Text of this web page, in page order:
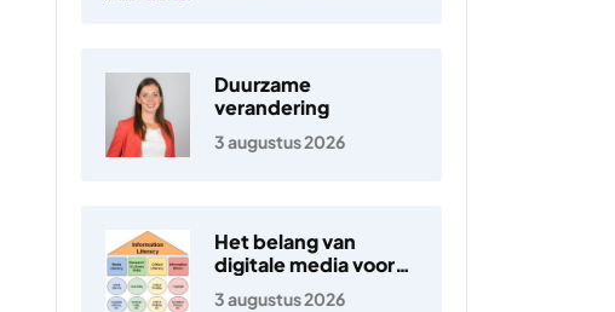
Duurzame
verandering
3 augustus 2026
Het belang van
digitale media voor
jongeren
3 augustus 2026